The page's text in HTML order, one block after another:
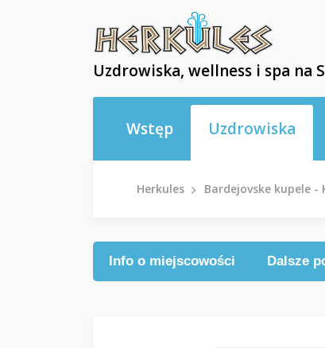
Uzdrowiska, wellness i spa na
Wstęp Uzdrowiska
Herkules Bardejovske kupele -
Info o miejscowości Dalsze